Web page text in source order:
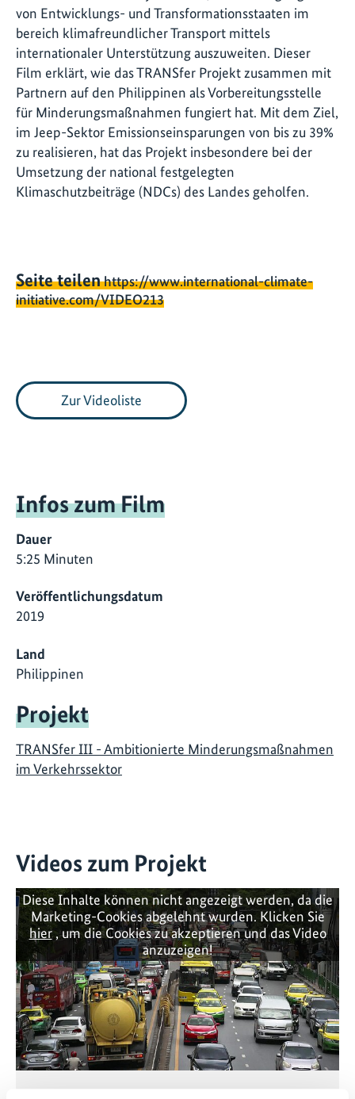
von Entwicklungs- und Transformationsstaaten im
bereich klimafreundlicher Transport mittels
internationaler Unterstützung auszuweiten. Dieser
Film erklärt, wie das TRANSfer Projekt zusammen mit
Partnern auf den Philippinen als Vorbereitungsstelle
für Minderungsmaßnahmen fungiert hat. Mit dem Ziel,
im Jeep-Sektor Emissionseinsparungen von bis zu 39%
zu realisieren, hat das Projekt insbesondere bei der
Umsetzung der national festgelegten
Klimaschutzbeiträge (NDCs) des Landes geholfen.
Seite teilenhttps://www.international-climate-
initiative.com/VIDEO213
Zur Videoliste
Infos zum Film
Dauer
5:25 Minuten
Veröffentlichungsdatum
2019
Land
Philippinen
Projekt
TRANSfer III - Ambitionierte Minderungsmaßnahmen
im Verkehrssektor
Videos zum Projekt
Diese Inhalte können nicht angezeigt werden, da die
Marketing-Cookies abgelehnt wurden. Klicken Sie
hier, um die Cookies zu akzeptieren und das Video
anzuzeigen!